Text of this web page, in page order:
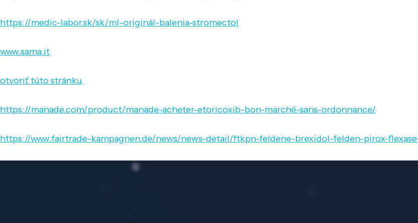
https://medic-labor.sk/sk/ml-originál-balenia-stromectol
www.sama.it
otvoriť túto stránku
https://manade.com/product/manade-acheter-etoricoxib-bon-marché-sans-ordonnance/
https://www.fairtrade-kampagnen.de/news/news-detail/ftkpn-feldene-brexidol-felden-pirox-